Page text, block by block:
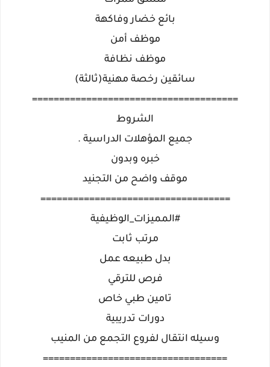
بائع خضار وفاكهة
موظف أمن
موظف نظافة
سائقين رخصة مهنية(ثالثة)
======================================
الشروط
جميع المؤهلات الدراسية .
خبره وبدون
موقف واضح من التجنيد
===================================
#المميزات_الوظيفية
مرتب ثابت
بدل طبيعه عمل
فرص للترقي
تامين طبي خاص
دورات تدريبية
وسيله انتقال لفروع التجمع من المنيب
==================================